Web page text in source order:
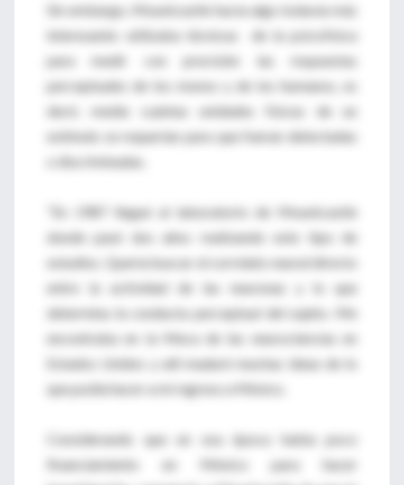
Sin embargo, Mountcastle hacía algo todavía más
interesante: utilizaba técnicas de la psicofísica
para medir con precisión las respuestas
perceptuales de los monos y de los humanos, es
decir, medía cuántas unidades físicas de un
estímulo se requerían para que fueran detectadas
o discriminadas.
“En 1987 llegué al laboratorio de Mountcastle
donde pasé dos años realizando este tipo de
estudios. Quería buscar el correlato neural directo
entre la actividad de las neuronas y lo que
determina la conducta perceptual del sujeto. Me
encontraba en la Meca de las neurociencias en
Estados Unidos y allí maduré muchas ideas de lo
que podía hacer a mi regreso a México.
Considerando que en esa época había poco
financiamiento en México para hacer